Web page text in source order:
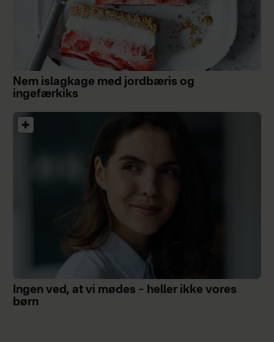
Nem islagkage med jordbæris og
ingefærkiks
Ingen ved, at vi mødes – heller ikke vores
børn